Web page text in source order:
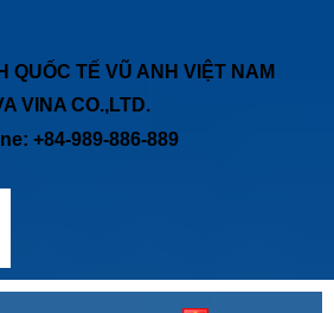
QUỐC TẾ VŨ ANH VIỆT NAM
VINA CO.,LTD.
+84-989-886-889